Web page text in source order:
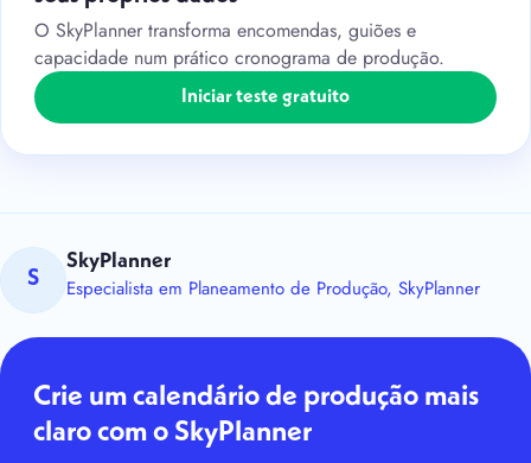
O SkyPlanner transforma encomendas, guiões e
capacidade num prático cronograma de produção.
Iniciar teste gratuito
S
SkyPlanner
Especialista em Planeamento de Produção, SkyPlanner
Crie um calendário de produção mais
claro com o SkyPlanner